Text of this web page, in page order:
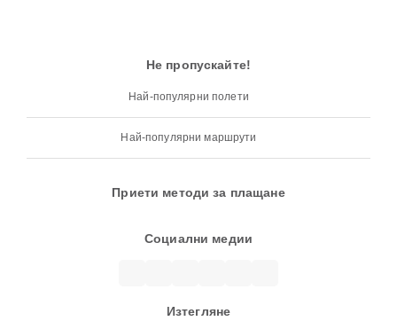
Не пропускайте!
Най-популярни полети
Най-популярни маршрути
Приети методи за плащане
Социални медии
Изтегляне